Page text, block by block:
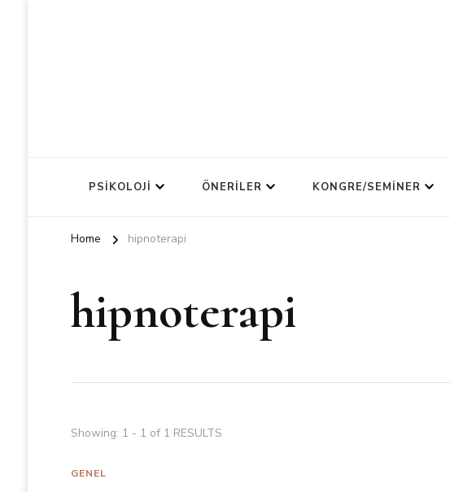
PSIKOLOJI ÖNERILER KONGRE/SEMINER
Home hipnoterapi
hipnoterapi
Showing: 1 - 1 of 1 RESULTS
GENEL